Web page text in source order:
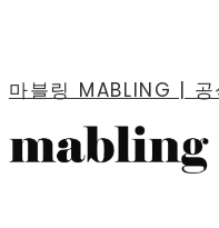
마블링 MABLING |